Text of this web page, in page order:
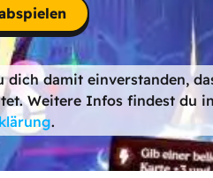
damit einverstanden,
Weitere Infos findest du
.